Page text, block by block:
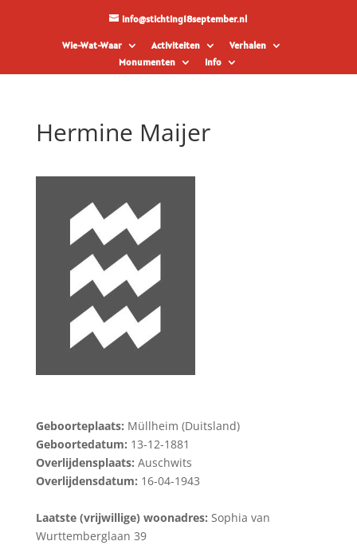
info@stichting18september.nl
Wie-Wat-Waar Activiteiten
Verhalen
Monumenten
Info
Hermine Maijer
Geboorteplaats: Müllheim (Duitsland)
Geboortedatum: 13-12-1881
Overlijdensplaats: Auschwits
Overlijdensdatum: 16-04-1943
Laatste (vrijwillige) woonadres: Sophia van
Wurttemberglaan 39